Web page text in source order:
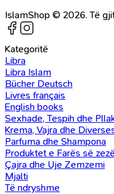
IslamShop © 2026. Të
Kategoritë
Libra
Libra Islam
Bücher Deutsch
Livres français
English books
Sexhade, Tespih dhe
Krema, Vajra dhe
Parfuma dhe Shampona
Produktet e Farës së zezë
Çajra dhe Uje Zemzemi
Mjalti
Të ndryshme